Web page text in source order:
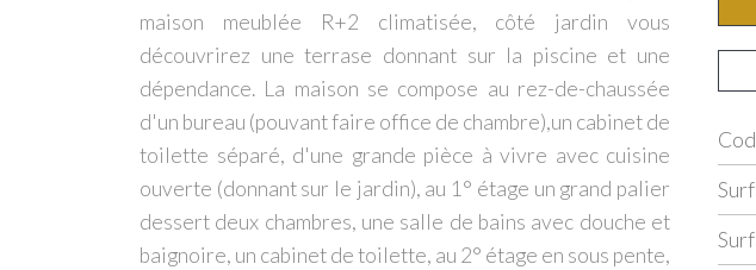
maison meublée R+2 climatisée, côté jardin vous
découvrirez une terrase donnant sur la piscine et une
dépendance. La maison se compose au rez-de-chaussée
d'un bureau (pouvant faire office de chambre),un cabinet de
toilette séparé, d'une grande pièce à vivre avec cuisine
ouverte (donnant sur le jardin), au 1° étage un grand palier
dessert deux chambres, une salle de bains avec douche et
baignoire, un cabinet de toilette, au 2° étage en sous pente,